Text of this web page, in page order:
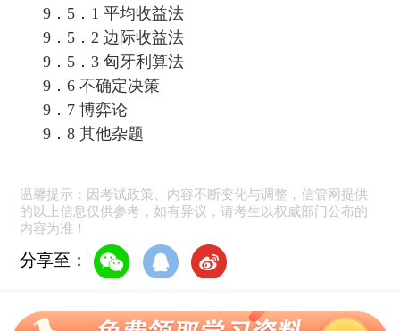
9．5．1 平均收益法
9．5．2 边际收益法
9．5．3 匈牙利算法
9．6 不确定决策
9．7 博弈论
9．8 其他杂题
温馨提示：因考试政策、内容不断变化与调整，信管网提供
的以上信息仅供参考，如有异议，请考生以权威部门公布的
内容为准！
分享至：